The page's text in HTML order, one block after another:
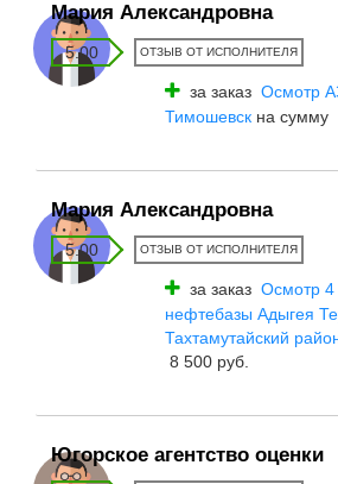
Мария Александровна
5.00 ОТЗЫВ ОТ ИСПОЛНИТЕЛЯ
за заказ Осмотр
Тимошевск на сумму
Мария Александровна
5.00 ОТЗЫВ ОТ ИСПОЛНИТЕЛЯ
за заказ Осмотр
нефтебазы Адыгея
Тахтамутайский
8 500 руб.
Югорское агентство оценки